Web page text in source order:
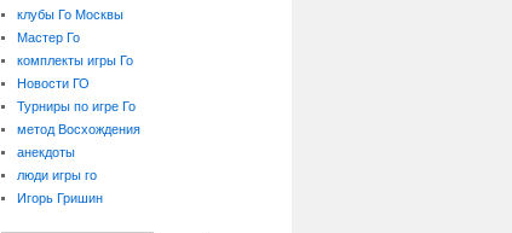
клубы Го Москвы
Мастер Го
комплекты игры Го
Новости ГО
Турниры по игре Го
метод Восхождения
анекдоты
люди игры го
Игорь Гришин